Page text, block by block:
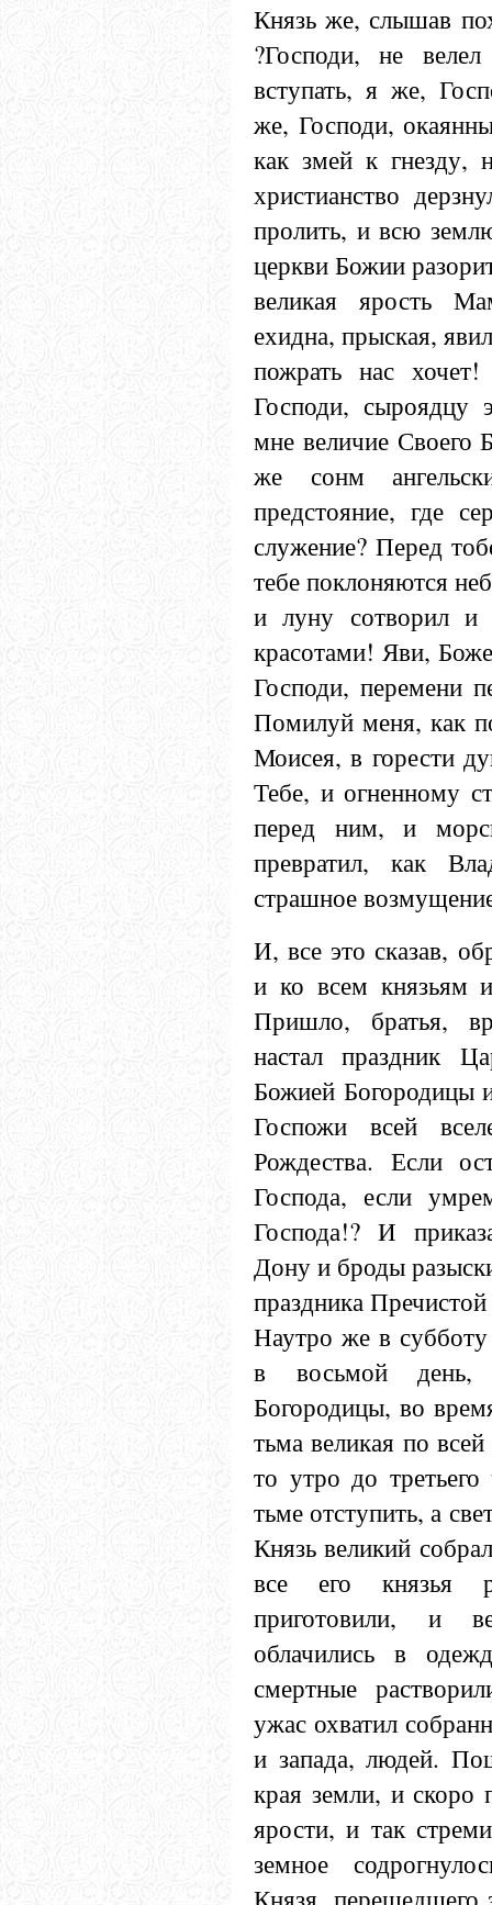
Князь же, слышав
?Господи, не
вступать, я же,
же, Господи,
как змей к гнезду,
христианство
пролить, и всю
церкви Божии
великая ярость
ехидна, прыская,
пожрать нас
Господи,
мне величие Своего
же сонм
предстояние, где
служение? Перед
тебе поклоняются
и луну сотворил и
красотами! Яви,
Господи, перемени
Помилуй меня, как
Моисея, в горести
Тебе, и огненному
перед ним, и
превратил, как
страшное
И, все это сказав,
и ко всем князьям
Пришло, братья,
настал праздник
Божией Богородицы
Госпожи всей
Рождества. Если
Господа, если
Господа!? И
Дону и броды
праздника
Наутро же в
в восьмой
Богородицы, во
тьма великая по
то утро до
тьме отступить, а
Князь великий
все его князья
приготовили, и
облачились в
смертные
ужас охватил
и запада, людей.
края земли, и
ярости, и так
земное